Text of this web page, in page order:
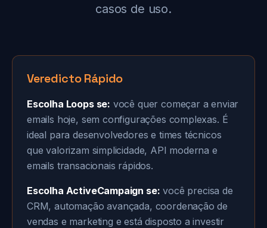
casos de uso.
Veredicto Rápido
Escolha Loops se: você quer começar a enviar
emails hoje, sem configurações complexas. É
ideal para desenvolvedores e times técnicos
que valorizam simplicidade, API moderna e
emails transacionais rápidos.
Escolha ActiveCampaign se: você precisa de
CRM, automação avançada, coordenação de
vendas e marketing e está disposto a investir